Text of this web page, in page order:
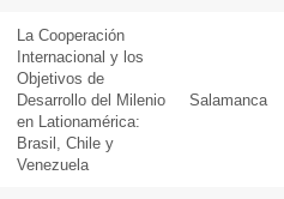
La Cooperación
Internacional y los
Objetivos de
Desarrollo del Milenio
en Lationamérica:
Brasil, Chile y
Venezuela
Salamanca